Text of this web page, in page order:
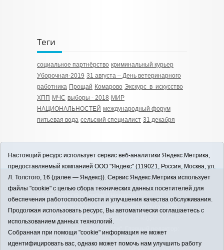
Теги
социальное партнёрство криминальный курьер
Уборочная-2019 31 августа – День ветеринарного
работника Прощай Комарово Экскурс в искусство
ХПП МЧС выборы - 2018 МИР
НАЦИОНАЛЬНОСТЕЙ международный форум
питьевая вода сельский специалист 31 декабря
12+
ЗАВОДОУКОВСК online / Новости
Заводоуковского муниципального округа, 2026
Учредитель: АНО "Информационно-издательский
центр "Заводоуковские вести". Главный редактор:
Настоящий ресурс использует сервис веб-аналитики Яндекс.Метрика,
предоставляемый компанией ООО "Яндекс" (119021, Россия, Москва, ул.
Л. Толстого, 16 (далее — Яндекс)). Сервис Яндекс.Метрика использует
файлы "cookie" с целью сбора технических данных посетителей для
обеспечения работоспособности и улучшения качества обслуживания.
Продолжая использовать ресурс, Вы автоматически соглашаетесь с
использованием данных технологий.
Собранная при помощи "cookie" информация не может
идентифицировать вас, однако может помочь нам улучшить работу